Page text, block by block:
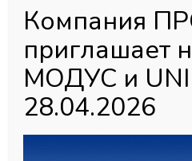
Главная страница Магазин»
Защелки» Защелка Tutch-Latch
Компания
приглашает
МОДУС и
28.04.2026